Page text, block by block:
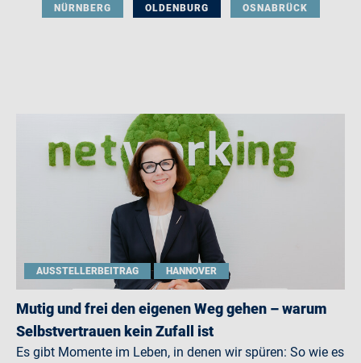
NÜRNBERG OLDENBURG OSNABRÜCK
AUSSTELLERBEITRAG HANNOVER
Mutig und frei den eigenen Weg gehen – warum
Selbstvertrauen kein Zufall ist
Es gibt Momente im Leben, in denen wir spüren: So wie es